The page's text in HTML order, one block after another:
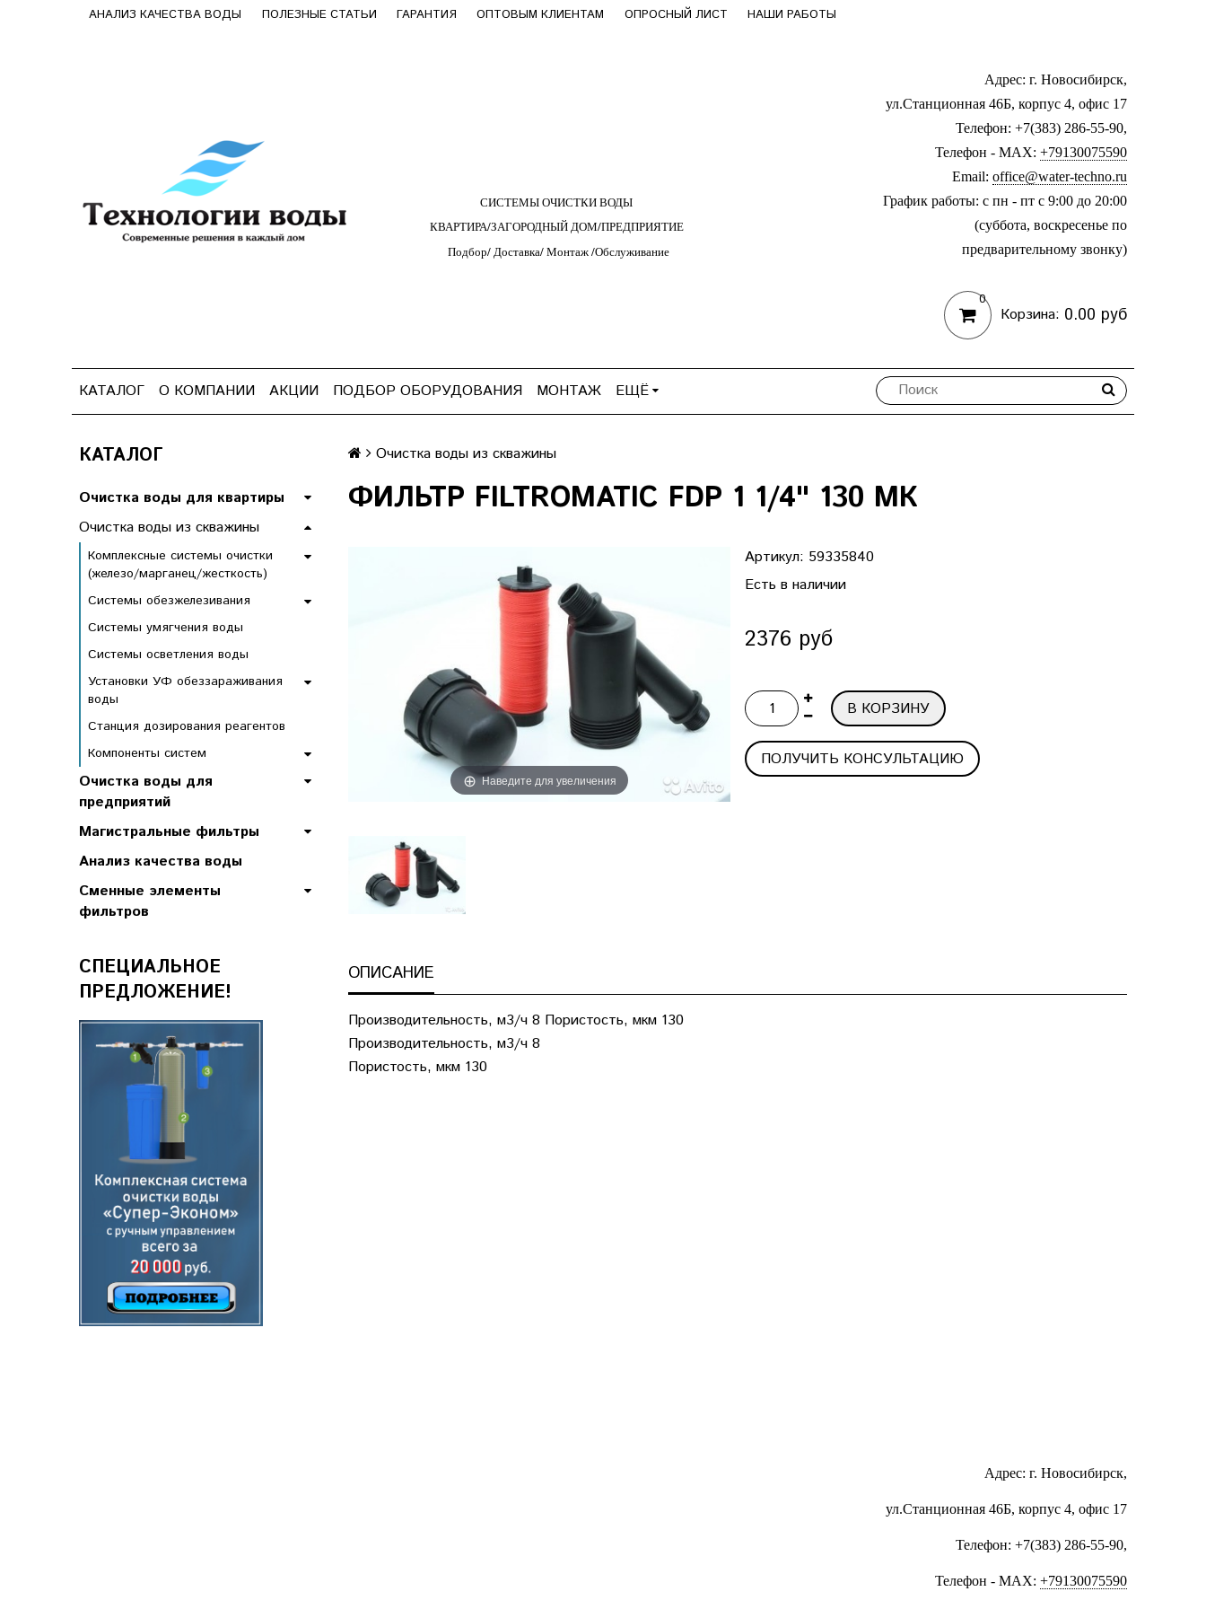
АНАЛИЗ КАЧЕСТВА ВОДЫ ПОЛЕЗНЫЕ СТАТЬИ ГАРАНТИЯ ОПТОВЫМ КЛИЕНТАМ ОПРОСНЫЙ ЛИСТ НАШИ РАБОТЫ
СИСТЕМЫ ОЧИСТКИ ВОДЫ
КВАРТИРА/ЗАГОРОДНЫЙ ДОМ/ПРЕДПРИЯТИЕ
Подбор/Доставка/Монтаж/Обслуживание
Адрес: г. Новосибирск,
ул.Станционная 46Б, корпус 4, офис 17
Телефон: +7(383) 286-55-90,
Телефон - MAX: +79130075590
Email: office@water-techno.ru
График работы: с пн - пт с 9:00 до 20:00
(суббота, воскресенье по
предварительному звонку)
0
Корзина: 0.00 руб
КАТАЛОГ О КОМПАНИИ АКЦИИ ПОДБОР ОБОРУДОВАНИЯ МОНТАЖ ЕЩЁ
КАТАЛОГ
Очистка воды для квартиры
Очистка воды из скважины
Комплексные системы очистки
(железо/марганец/жесткость)
Системы обезжелезивания
Системы умягчения воды
Системы осветления воды
Установки УФ обеззараживания
воды
Станция дозирования реагентов
Компоненты систем
Очистка воды для
предприятий
Магистральные фильтры
Анализ качества воды
Сменные элементы
фильтров
СПЕЦИАЛЬНОЕ
ПРЕДЛОЖЕНИЕ!
Очистка воды из скважины
ФИЛЬТР FILTROMATIC FDP 1 1/4" 130 МК
Наведите для увеличения
Артикул: 59335840
Есть в наличии
2376 руб
В КОРЗИНУ
ПОЛУЧИТЬ КОНСУЛЬТАЦИЮ
ОПИСАНИЕ
Производительность, м3/ч 8 Пористость, мкм 130
Производительность, м3/ч 8
Пористость, мкм 130
Адрес: г. Новосибирск,
ул.Станционная 46Б, корпус 4, офис 17
Телефон: +7(383) 286-55-90,
Телефон - MAX: +79130075590